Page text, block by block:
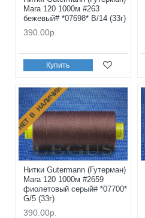
Mara 120 1000м #263
бежевый# *07698* B/14 (33г)
390.00р.
Купить
НЕТ В НАЛИЧИИ
Нитки Gutermann (Гутерман)
Mara 120 1000м #2659
фиолетовый серый# *07700*
G/5 (33г)
390.00р.